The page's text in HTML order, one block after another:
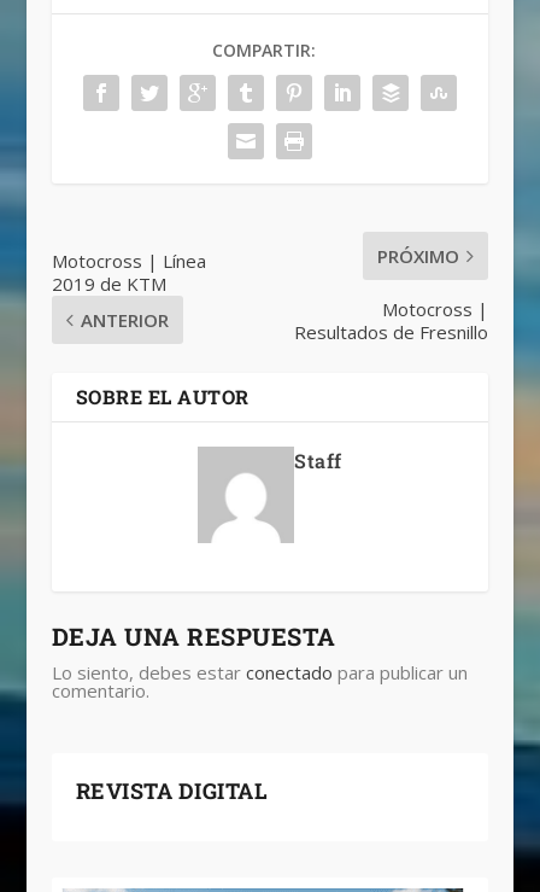
COMPARTIR:
Motocross | Línea
2019 de KTM
ANTERIOR
PRÓXIMO
Motocross |
Resultados de Fresnillo
SOBRE EL AUTOR
Staff
DEJA UNA RESPUESTA
Lo siento, debes estar conectado para publicar un
comentario.
REVISTA DIGITAL